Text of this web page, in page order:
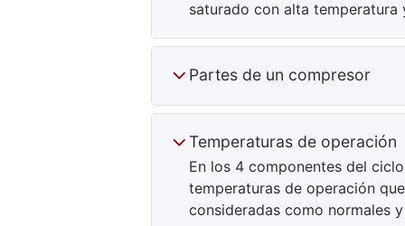
saturado con alta temperatura
Partes de un compresor
Temperaturas de operación
En los 4 componentes del
temperaturas de operación
consideradas como normales